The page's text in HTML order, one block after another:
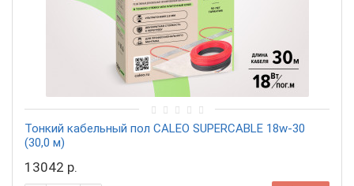
Тонкий кабельный пол CALEO SUPERCABLE 18w-30
(30,0 м)
13042 р.